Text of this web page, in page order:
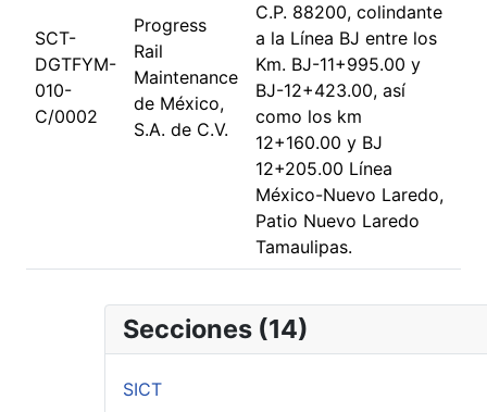
SCT-
DGTFYM-
010-
C/0002
Progress
Rail
Maintenance
de México,
S.A. de C.V.
C.P. 88200, colindante
a la Línea BJ entre los
Km. BJ-11+995.00 y
BJ-12+423.00, así
como los km
12+160.00 y BJ
12+205.00 Línea
México-Nuevo Laredo,
Patio Nuevo Laredo
Tamaulipas.
Secciones (14)
SICT